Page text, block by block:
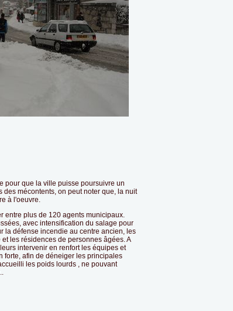
pour que la ville puisse poursuivre un
mécontents, on peut noter que, la nuit
à l'oeuvre.
entre plus de 120 agents municipaux.
avec intensification du salage pour
la défense incendie au centre ancien, les
les résidences de personnes âgées. A
intervenir en renfort les équipes et
forte, afin de déneiger les principales
les poids lourds , ne pouvant